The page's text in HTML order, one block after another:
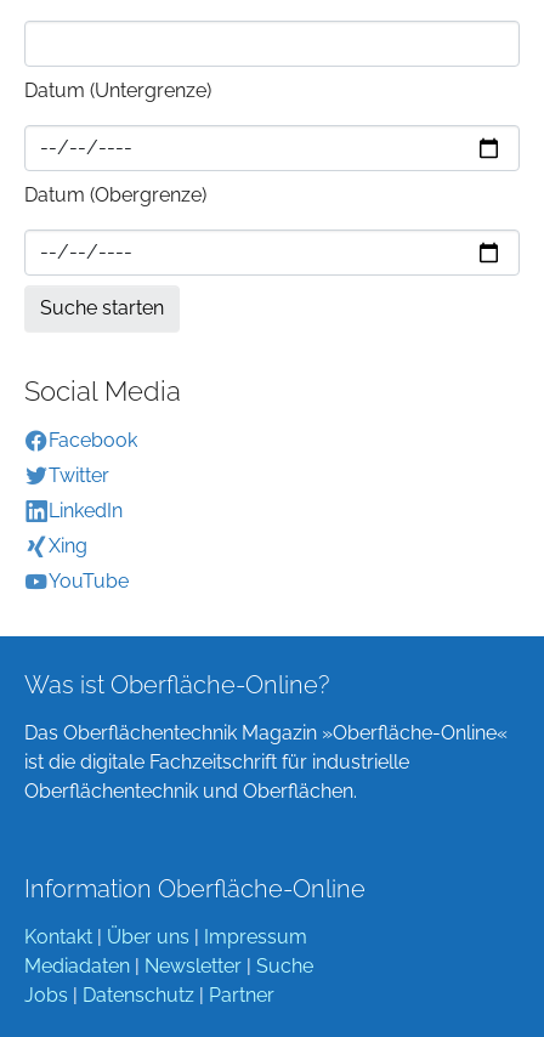
Datum (Untergrenze)
Datum (Obergrenze)
Social Media
Facebook
Twitter
LinkedIn
Xing
YouTube
Was ist Oberfläche-Online?
Das Oberflächentechnik Magazin »Oberfläche-Online«
ist die digitale Fachzeitschrift für industrielle
Oberflächentechnik und Oberflächen.
Information Oberfläche-Online
Kontakt Über uns
Impressum
Mediadaten
Newsletter
Suche
Jobs
Datenschutz Partner